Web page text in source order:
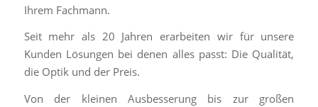
Ihrem Fachmann.
Seit mehr als 20 Jahren erarbeiten wir für unsere
Kunden Lösungen bei denen alles passt: Die Qualität,
die Optik und der Preis.
Von der kleinen Ausbesserung bis zur großen